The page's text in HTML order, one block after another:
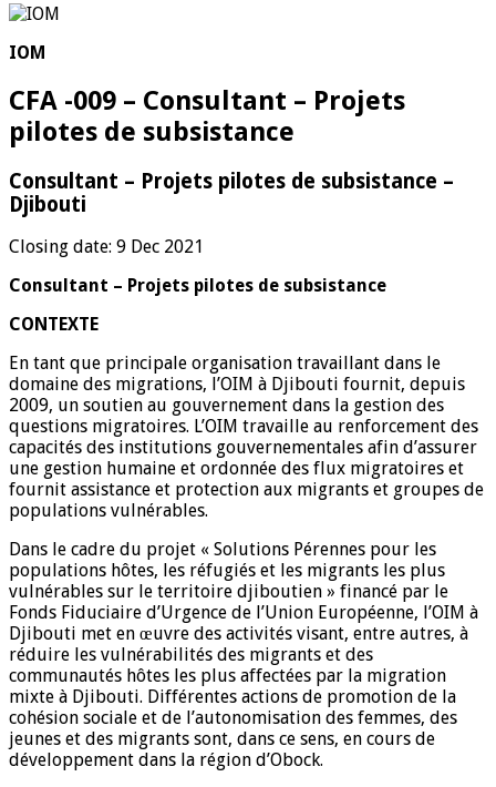
IOM
CFA -009 – Consultant – Projets
pilotes de subsistance
Consultant – Projets pilotes de subsistance –
Djibouti
Closing date: 9 Dec 2021
Consultant – Projets pilotes de subsistance
CONTEXTE
En tant que principale organisation travaillant dans le
domaine des migrations, l’OIM à Djibouti fournit, depuis
2009, un soutien au gouvernement dans la gestion des
questions migratoires. L’OIM travaille au renforcement des
capacités des institutions gouvernementales afin d’assurer
une gestion humaine et ordonnée des flux migratoires et
fournit assistance et protection aux migrants et groupes de
populations vulnérables.
Dans le cadre du projet « Solutions Pérennes pour les
populations hôtes, les réfugiés et les migrants les plus
vulnérables sur le territoire djiboutien » financé par le
Fonds Fiduciaire d’Urgence de l’Union Européenne, l’OIM à
Djibouti met en œuvre des activités visant, entre autres, à
réduire les vulnérabilités des migrants et des
communautés hôtes les plus affectées par la migration
mixte à Djibouti. Différentes actions de promotion de la
cohésion sociale et de l’autonomisation des femmes, des
jeunes et des migrants sont, dans ce sens, en cours de
développement dans la région d’Obock.